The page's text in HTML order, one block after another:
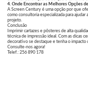
4. Onde Encontrar as Melhores Opções
A Screen Century é uma opção por que
como consultoria especializada para
projeto.
Conclusão
Imprimir cartazes e pôsteres de alta
técnica de impressão ideal. Com as dicas
decorativo se destaque e tenha o impacto
Consulte-nos agora!
Telef.: 256 890 178